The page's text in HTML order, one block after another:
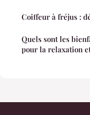
Coiffeur à fréjus :
Quels sont les
pour la relaxation